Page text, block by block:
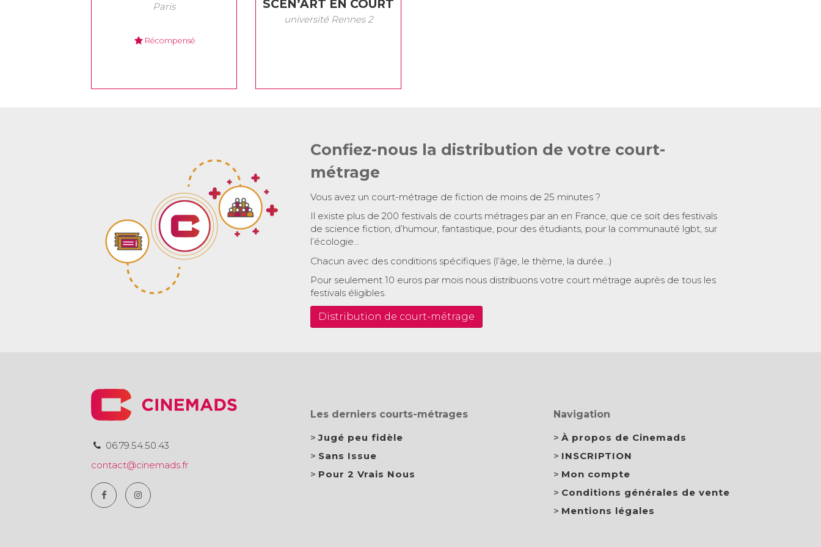
Paris
Récompensé
SCÉN’ART EN COURT
université Rennes 2
Confiez-nous la distribution de votre court-
métrage
Vous avez un court-métrage de fiction de moins de 25 minutes ?
Il existe plus de 200 festivals de courts métrages par an en France, que ce soit des festivals
de science fiction, d’humour, fantastique, pour des étudiants, pour la communauté lgbt, sur
l’écologie…
Chacun avec des conditions spécifiques (l’âge, le thème, la durée…)
Pour seulement 10 euros par mois nous distribuons votre court métrage auprès de tous les
festivals éligibles.
Distribution de court-métrage
06.79.54.50.43
contact@cinemads.fr
Les derniers courts-métrages
Jugé peu fidèle
Sans Issue
Pour 2 Vrais Nous
Navigation
À propos de Cinemads
INSCRIPTION
Mon compte
Conditions générales de vente
Mentions légales